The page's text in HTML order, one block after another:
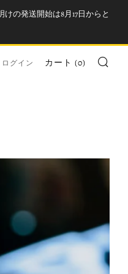
の発送開始は8月17日からと
ログイン カート (0)